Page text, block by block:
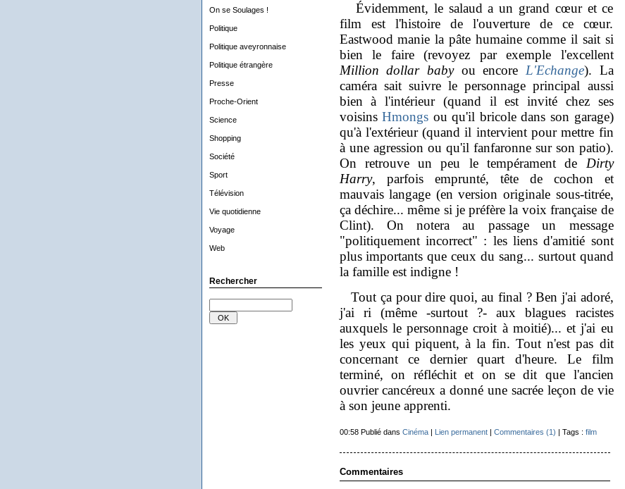
On se Soulages !
Politique
Politique aveyronnaise
Politique étrangère
Presse
Proche-Orient
Science
Shopping
Société
Sport
Télévision
Vie quotidienne
Voyage
Web
Rechercher
Évidemment, le salaud a un grand cœur et ce
film est l'histoire de l'ouverture de ce cœur.
Eastwood manie la pâte humaine comme il sait si
bien le faire (revoyez par exemple l'excellent
Million dollar babyou encore L'Echange). La
caméra sait suivre le personnage principal aussi
bien à l'intérieur (quand il est invité chez ses
voisinsHmongs ou qu'il bricole dans son garage)
qu'à l'extérieur (quand il intervient pour mettre fin
à une agression ou qu'il fanfaronne sur son patio).
On retrouve un peu le tempérament de Dirty
Harry, parfois emprunté, tête de cochon et
mauvais langage (en version originale sous-titrée,
ça déchire... même si je préfère la voix française de
Clint). On notera au passage un message
"politiquement incorrect" : les liens d'amitié sont
plus importants que ceux du sang... surtout quand
la famille est indigne !
Tout ça pour dire quoi, au final ? Ben j'ai adoré,
j'ai ri (même -surtout ?- aux blagues racistes
auxquels le personnage croit à moitié)... et j'ai eu
les yeux qui piquent, à la fin. Tout n'est pas dit
concernant ce dernier quart d'heure. Le film
terminé, on réfléchit et on se dit que l'ancien
ouvrier cancéreux a donné une sacrée leçon de vie
à son jeune apprenti.
00:58 Publié dans Cinéma| Lien permanent| Commentaires (1) | Tags : film
Commentaires